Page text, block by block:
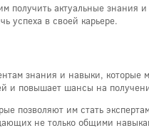
актуальные знания
успеха в своей карьере.
знания и навыки, которые
и повышает шансы на
позволяют им стать
не только общими